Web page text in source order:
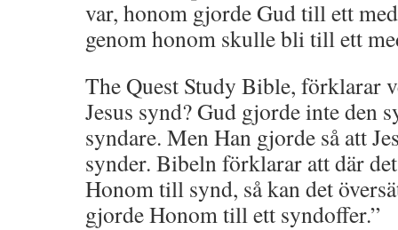
var, honom gjorde Gud till ett
genom honom skulle bli till ett
The Quest Study Bible, förklarar
Jesus synd? Gud gjorde inte den
syndare. Men Han gjorde så att
synder. Bibeln förklarar att där
Honom till synd, så kan det
gjorde Honom till ett syndoffer.”